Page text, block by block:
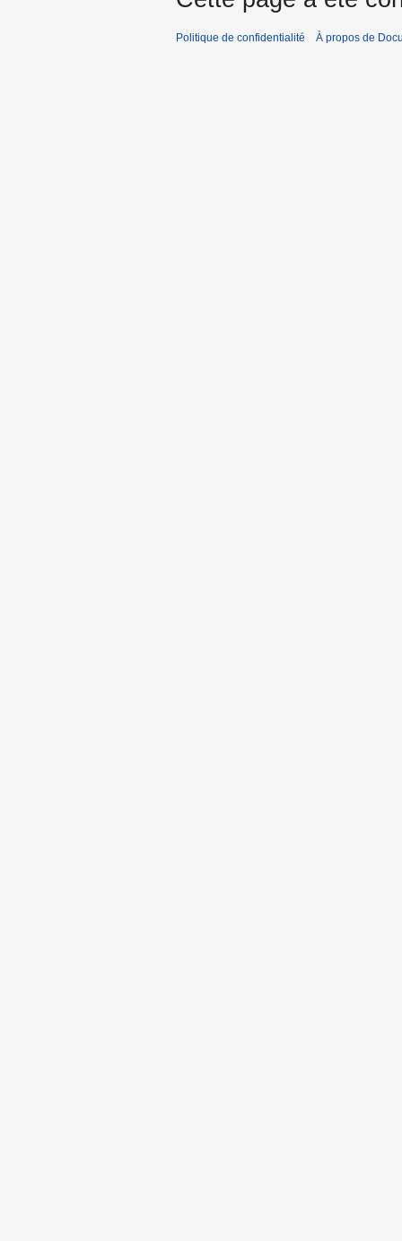
Politique de confidentialité À propos de